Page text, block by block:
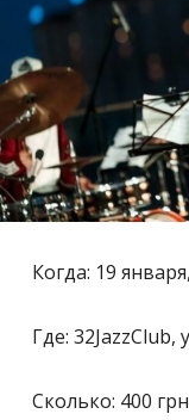
Когда: 19
Где: 32JazzClub,
Сколько: 400 грн